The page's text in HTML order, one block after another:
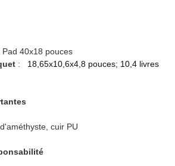
40x18 pouces
: 18,65x10,6x4,8 pouces; 10,4 livres
cuir PU